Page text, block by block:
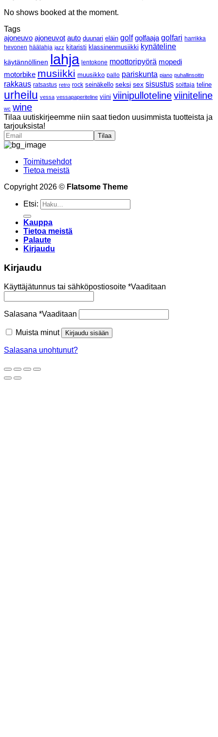
No shows booked at the moment.
Tags
ajoneuvo ajoneuvot auto duunari eläin golf golfaaja golfari harrikka
hevonen häälahja jazz kitaristi klassinenmusiikki kynäteline
käytännöllinen lahja lentokone moottoripyörä mopedi
motorbike musiikki muusikko pallo pariskunta piano puhallinsoitin
rakkaus ratsastus retro rock seinäkello seksi sex sisustus soittaja teline
urheilu vessa vessapaperiteline viini viinipullotelineviiniteline
wc wine
Tilaa uutiskirjeemme niin saat tiedon uusimmista tuotteista ja
tarjouksista!
Toimitusehdot
Tietoa meistä
Copyright 2026 © Flatsome Theme
Etsi:
Kauppa
Tietoa meistä
Palaute
Kirjaudu
Kirjaudu
Käyttäjätunnus tai sähköpostiosoite *Vaaditaan
Salasana *Vaaditaan
Muista minut Kirjaudu sisään
Salasana unohtunut?